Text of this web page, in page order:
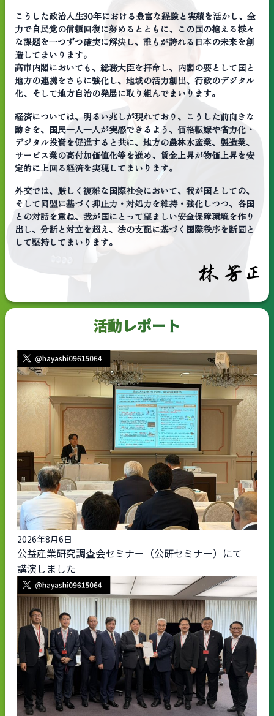
こうした政治人生30年における豊富な経験と実績を活かし、全
力で自民党の信頼回復に努めるとともに、この国の抱える様々
な課題を一つずつ確実に解決し、誰もが誇れる日本の未来を創
造してまいります。
高市内閣においても、総務大臣を拝命し、内閣の要として国と
地方の連携をさらに強化し、地域の活力創出、行政のデジタル
化、そして地方自治の発展に取り組んでまいります。
経済については、明るい兆しが現れており、こうした前向きな
動きを、国民一人一人が実感できるよう、価格転嫁や省力化・
デジタル投資を促進すると共に、地方の農林水産業、製造業、
サービス業の高付加価値化等を進め、賃金上昇が物価上昇を安
定的に上回る経済を実現してまいります。
外交では、厳しく複雑な国際社会において、我が国としての、
そして同盟に基づく抑止力・対処力を維持・強化しつつ、各国
との対話を重ね、我が国にとって望ましい安全保障環境を作り
出し、分断と対立を超え、法の支配に基づく国際秩序を断固と
して堅持してまいります。
活動レポート
2026年8月6日
公益産業研究調査会セミナー（公研セミナー）にて
講演しました